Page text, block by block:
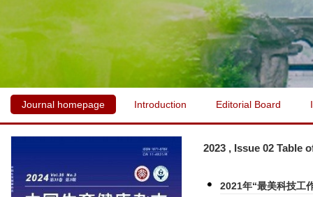
Journal homepage Introduction Editorial Board
2023 , Issue 02 Table
2021年“最美科技